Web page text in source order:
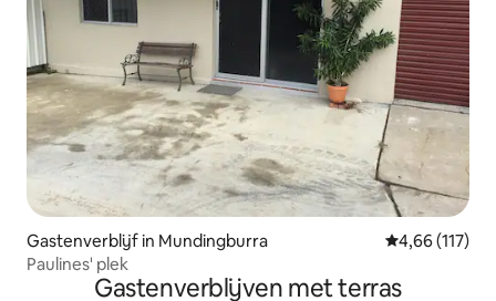
Gastenverblijf in Mundingburra Gemiddelde
4,66 (117)
Paulines' plek
Gastenverblijven met terras